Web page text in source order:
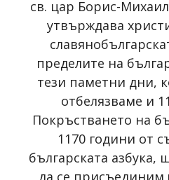
св. цар Борис-
утвърждава
пределите на
тези паметни дни,
отбелязваме и
Покръстването на
1170 години от
българската азбука,
да се присъединим